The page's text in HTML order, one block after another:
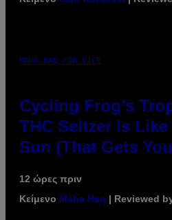
MAHA HAQ FOR VICE
Cycling Frog’s
THC Seltzer Is
Sun (That Gets
12 ώρες πριν
Κείμενο Maha Haq | Reviewed